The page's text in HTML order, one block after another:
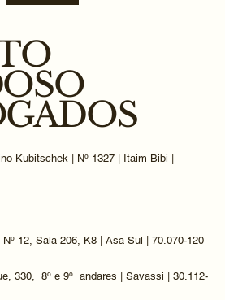
Kubitschek | Nº 1327 | Itaim Bibi |
12, Sala 206, K8 | Asa Sul | 70.070-120
330, 8º e 9º andares | Savassi | 30.112-